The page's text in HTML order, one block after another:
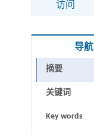
访问
导航
摘要
关键词
Key words